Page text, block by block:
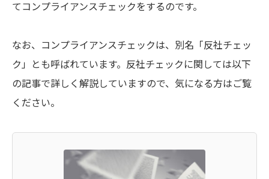
てコンプライアンスチェックをするのです。
なお、コンプライアンスチェックは、別名「反社チェッ
ク」とも呼ばれています。反社チェックに関しては以下
の記事で詳しく解説していますので、気になる方はご覧
ください。